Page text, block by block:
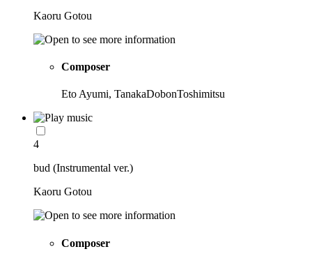
Kaoru Gotou
Composer
Eto Ayumi, TanakaDobonToshimitsu
4
bud (Instrumental ver.)
Kaoru Gotou
Composer